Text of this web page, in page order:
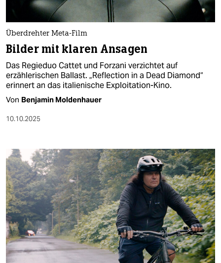
nord
wahrheit
verlag
verlag
veranstaltungen
unterstützen
abo
genossenschaft
epaper login
Überdrehter Meta-Film
Bilder mit klaren Ansagen
Das Regieduo Cattet und Forzani verzichtet auf
erzählerischen Ballast. „Reflection in a Dead Diamond“
erinnert an das italienische Exploitation-Kino.
Von Benjamin Moldenhauer
10.10.2025